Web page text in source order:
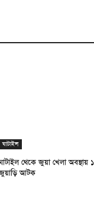
ঘাটাইল
থেকে জুয়া খেলা অবস্থায়
আটক